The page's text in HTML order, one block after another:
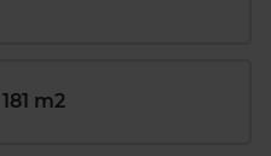
181 m2